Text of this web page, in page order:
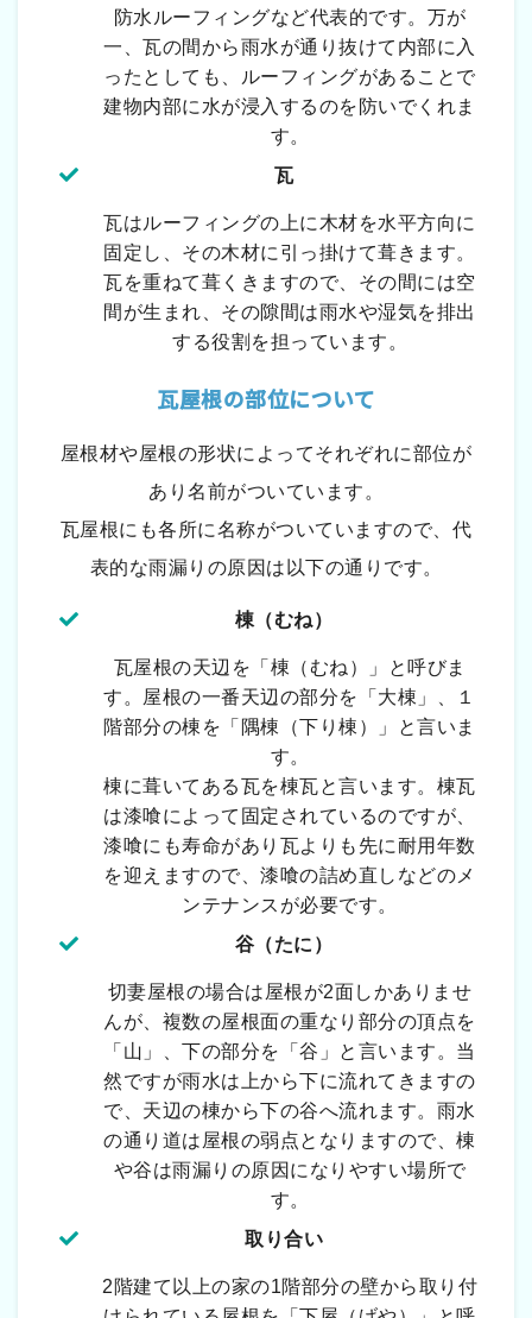
防水ルーフィングなど代表的です。万が
一、瓦の間から雨水が通り抜けて内部に入
ったとしても、ルーフィングがあることで
建物内部に水が浸入するのを防いでくれま
す。
瓦
瓦はルーフィングの上に木材を水平方向に
固定し、その木材に引っ掛けて葺きます。
瓦を重ねて葺くきますので、その間には空
間が生まれ、その隙間は雨水や湿気を排出
する役割を担っています。
瓦屋根の部位について
屋根材や屋根の形状によってそれぞれに部位が
あり名前がついています。
瓦屋根にも各所に名称がついていますので、代
表的な雨漏りの原因は以下の通りです。
棟（むね）
瓦屋根の天辺を「棟（むね）」と呼びま
す。屋根の一番天辺の部分を「大棟」、１
階部分の棟を「隅棟（下り棟）」と言いま
す。
棟に葺いてある瓦を棟瓦と言います。棟瓦
は漆喰によって固定されているのですが、
漆喰にも寿命があり瓦よりも先に耐用年数
を迎えますので、漆喰の詰め直しなどのメ
ンテナンスが必要です。
谷（たに）
切妻屋根の場合は屋根が2面しかありませ
んが、複数の屋根面の重なり部分の頂点を
「山」、下の部分を「谷」と言います。当
然ですが雨水は上から下に流れてきますの
で、天辺の棟から下の谷へ流れます。雨水
の通り道は屋根の弱点となりますので、棟
や谷は雨漏りの原因になりやすい場所で
す。
取り合い
2階建て以上の家の1階部分の壁から取り付